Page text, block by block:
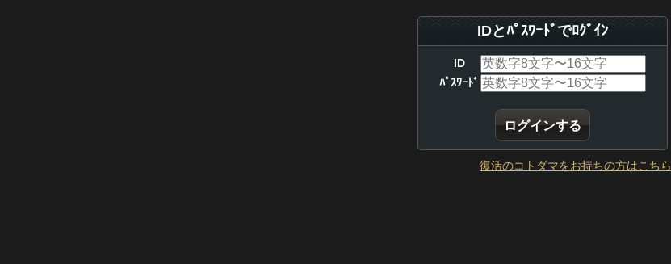
IDとﾊﾟｽﾜｰﾄﾞでﾛｸﾞｲﾝ
ID
ﾊﾟｽﾜｰﾄﾞ
復活のコトダマをお持ちの方はこちら